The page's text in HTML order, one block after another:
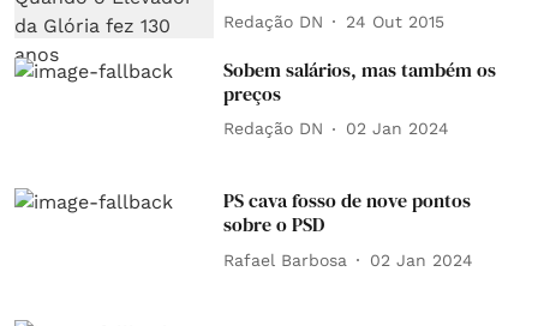
Redação DN 24 Out 2015
Sobem salários, mas também os
preços
Redação DN 02 Jan 2024
PS cava fosso de nove pontos
sobre o PSD
Rafael Barbosa 02 Jan 2024